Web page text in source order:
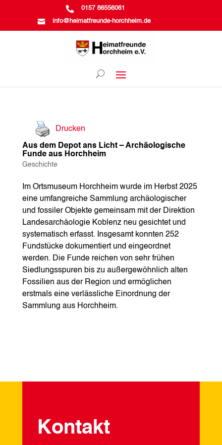
 0157 86556061
 info@heimatfreunde-horchheim.de
Drucken
Aus dem Depot ans Licht – Archäologische
Funde aus Horchheim
Geschichte
Im Ortsmuseum Horchheim wurde im Herbst 2025
eine umfangreiche Sammlung archäologischer
und fossiler Objekte gemeinsam mit der Direktion
Landesarchäologie Koblenz neu gesichtet und
systematisch erfasst. Insgesamt konnten 252
Fundstücke dokumentiert und eingeordnet
werden. Die Funde reichen von sehr frühen
Siedlungsspuren bis zu außergewöhnlich alten
Fossilien aus der Region und ermöglichen
erstmals eine verlässliche Einordnung der
Sammlung aus Horchheim.
Kontakt